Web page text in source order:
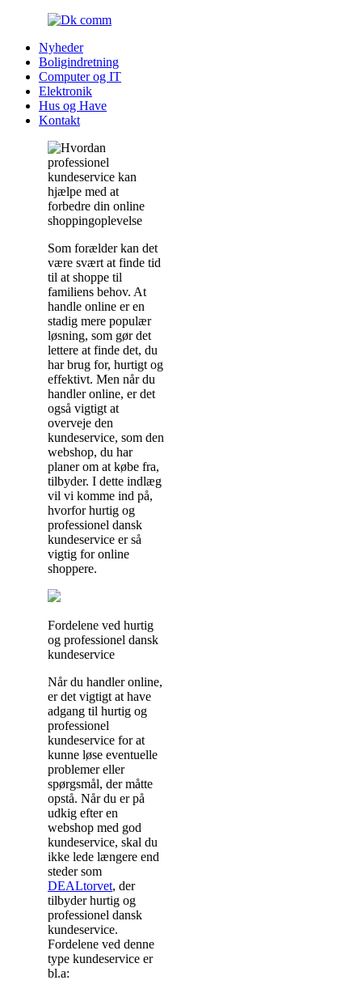
Nyheder
Boligindretning
Computer og IT
Elektronik
Hus og Have
Kontakt
Som forælder kan det
være svært at finde tid
til at shoppe til
familiens behov. At
handle online er en
stadig mere populær
løsning, som gør det
lettere at finde det, du
har brug for, hurtigt og
effektivt. Men når du
handler online, er det
også vigtigt at
overveje den
kundeservice, som den
webshop, du har
planer om at købe fra,
tilbyder. I dette indlæg
vil vi komme ind på,
hvorfor hurtig og
professionel dansk
kundeservice er så
vigtig for online
shoppere.
Fordelene ved hurtig
og professionel dansk
kundeservice
Når du handler online,
er det vigtigt at have
adgang til hurtig og
professionel
kundeservice for at
kunne løse eventuelle
problemer eller
spørgsmål, der måtte
opstå. Når du er på
udkig efter en
webshop med god
kundeservice, skal du
ikke lede længere end
steder som
DEALtorvet, der
tilbyder hurtig og
professionel dansk
kundeservice.
Fordelene ved denne
type kundeservice er
bl.a: